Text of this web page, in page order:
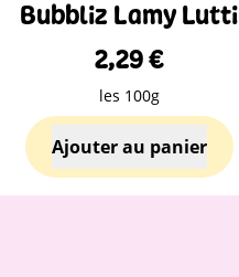
Bubbliz Lamy Lutti
2,29€
les 100g